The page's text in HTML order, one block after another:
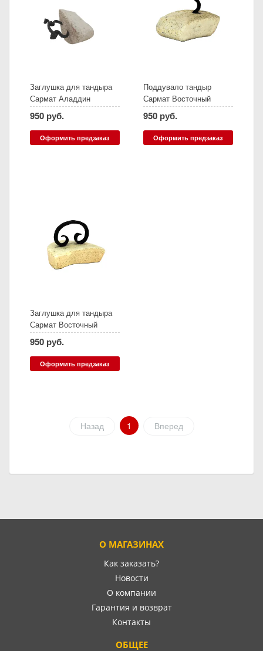
Заглушка для тандыра
Сармат Аладдин
(верхнее поддувало)
950 руб.
Оформить предзаказ
Поддувало тандыр
Сармат Восточный
950 руб.
Оформить предзаказ
Заглушка для тандыра
Сармат Восточный
(верхнее поддувало)
950 руб.
Оформить предзаказ
Назад 1 Вперед
О МАГАЗИНАХ
Как заказать?
Новости
О компании
Гарантия и возврат
Контакты
ОБЩЕЕ